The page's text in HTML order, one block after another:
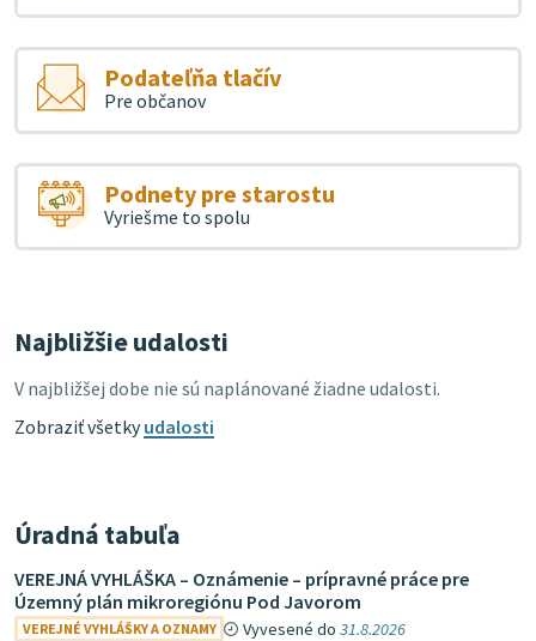
Podateľňa tlačív
Pre občanov
Podnety pre starostu
Vyriešme to spolu
Najbližšie udalosti
V najbližšej dobe nie sú naplánované žiadne udalosti.
Zobraziť všetkyudalosti
Úradná tabuľa
VEREJNÁ VYHLÁŠKA – Oznámenie – prípravné práce pre
Územný plán mikroregiónu Pod Javorom
VEREJNÉ VYHLÁŠKY A OZNAMY Vyvesené do31.8.2026